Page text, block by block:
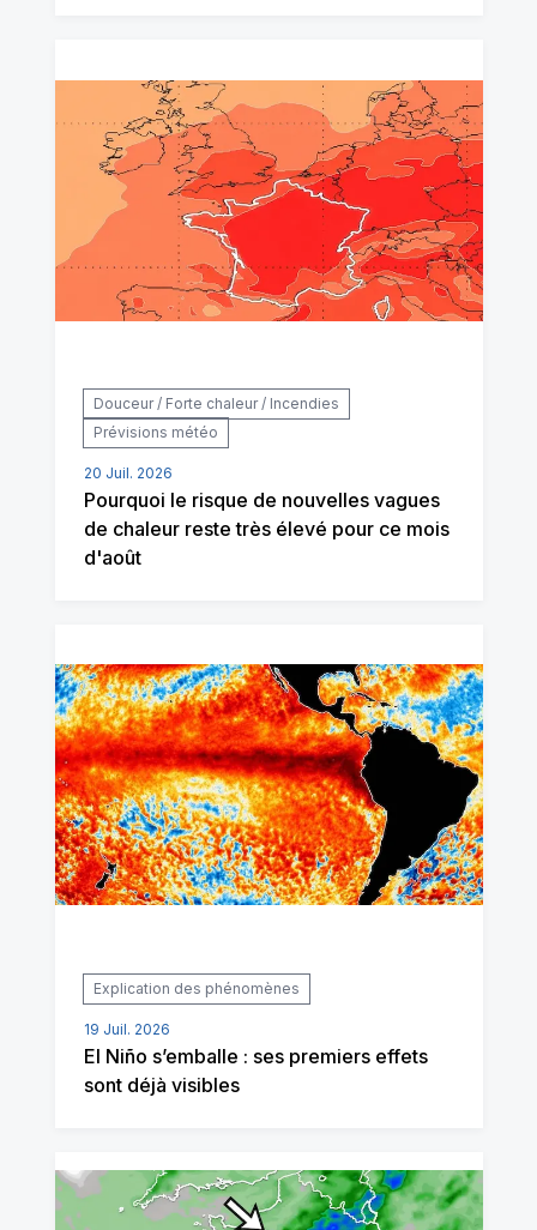
Douceur / Forte chaleur / Incendies
Prévisions météo
20 Juil. 2026
Pourquoi le risque de nouvelles vagues
de chaleur reste très élevé pour ce mois
d'août
Explication des phénomènes
19 Juil. 2026
El Niño s’emballe : ses premiers effets
sont déjà visibles